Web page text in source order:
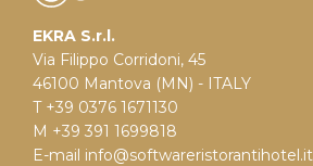
EKRA S.r.l.
Via Filippo Corridoni, 45
46100 Mantova (MN) - ITALY
T +39 0376 1671130
M +39 391 1699818
E-mail info@softwareristorantihotel.it